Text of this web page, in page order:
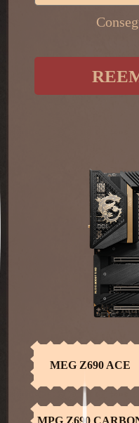
MEG Z690 ACE
MEG
K360